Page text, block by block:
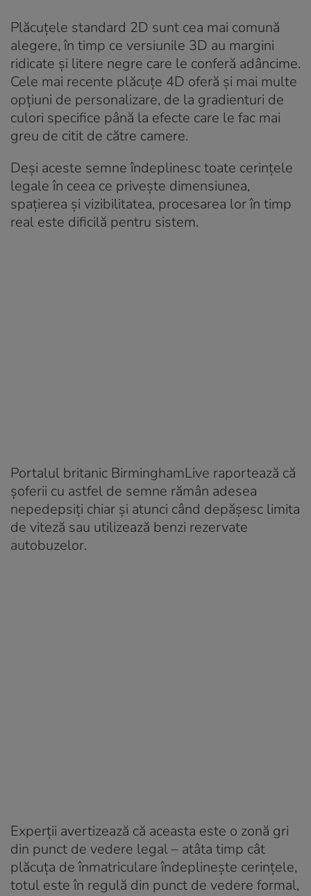
Plăcuțele standard 2D sunt cea mai comună
alegere, în timp ce versiunile 3D au margini
ridicate și litere negre care le conferă adâncime.
Cele mai recente plăcuțe 4D oferă și mai multe
opțiuni de personalizare, de la gradienturi de
culori specifice până la efecte care le fac mai
greu de citit de către camere.
Deși aceste semne îndeplinesc toate cerințele
legale în ceea ce privește dimensiunea,
spațierea și vizibilitatea, procesarea lor în timp
real este dificilă pentru sistem.
Portalul britanic BirminghamLive raportează că
șoferii cu astfel de semne rămân adesea
nepedepsiți chiar și atunci când depășesc limita
de viteză sau utilizează benzi rezervate
autobuzelor.
Experții avertizează că aceasta este o zonă gri
din punct de vedere legal – atâta timp cât
plăcuța de înmatriculare îndeplinește cerințele,
totul este în regulă din punct de vedere formal,